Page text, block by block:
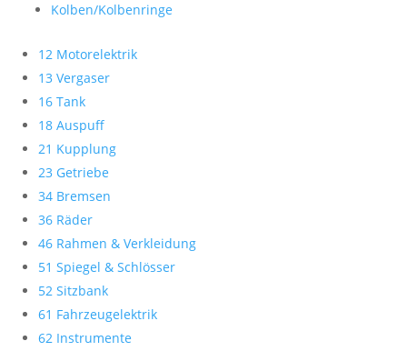
Kolben/Kolbenringe
12 Motorelektrik
13 Vergaser
16 Tank
18 Auspuff
21 Kupplung
23 Getriebe
34 Bremsen
36 Räder
46 Rahmen & Verkleidung
51 Spiegel & Schlösser
52 Sitzbank
61 Fahrzeugelektrik
62 Instrumente